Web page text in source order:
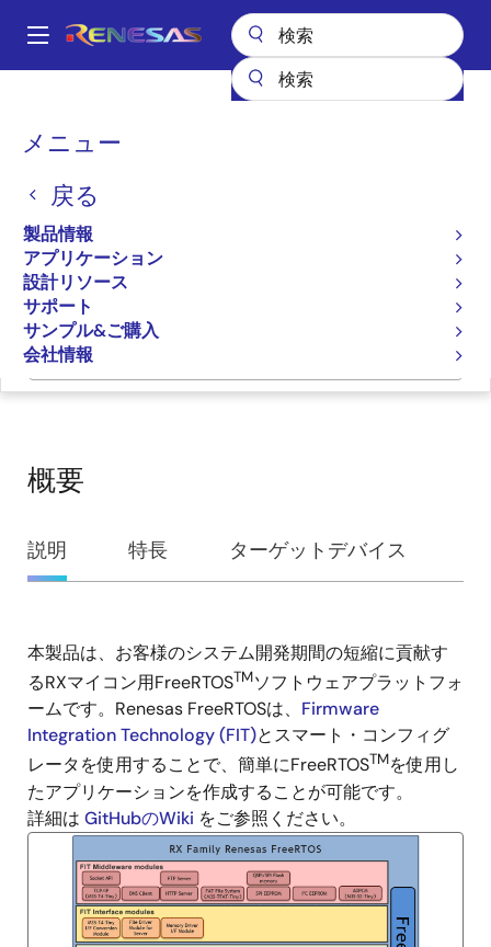
ン
Main
メニュー
戻る
製品情報
アプリケーション
設計リソース
サポート
サンプル&ご購入
会社情報
パ
く
ず
ソフトウェアとドライバ
RX ファミリ Renesas
FreeRTOS
FreeRTOS
ページセクションへ移動：
概要
概
要
説明 特長 ターゲットデバイス
説
明
本製品は、お客様のシステム開発期間の短縮に貢献す
るRXマイコン用FreeRTOSTMソフトウェアプラットフォ
ームです。Renesas FreeRTOSは、 Firmware
Integration Technology (FIT)とスマート・コンフィグ
レータを使用することで、簡単にFreeRTOSTMを使用し
たアプリケーションを作成することが可能です。
詳細は GitHubのWiki をご参照ください。